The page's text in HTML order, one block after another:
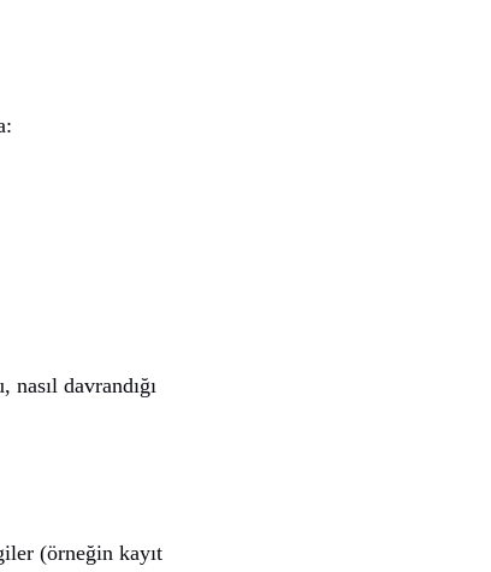
davrandığı
(örneğin kayıt